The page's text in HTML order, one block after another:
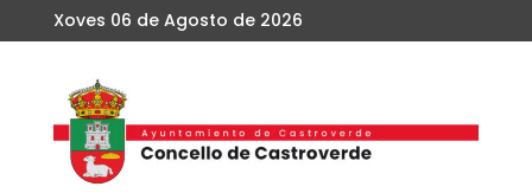
Xoves 06 de Agosto de 2026